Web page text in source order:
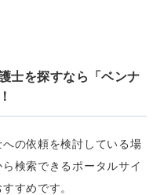
士を探すなら「ベンナ
の依頼を検討している場
検索できるポータルサイ
すめです。